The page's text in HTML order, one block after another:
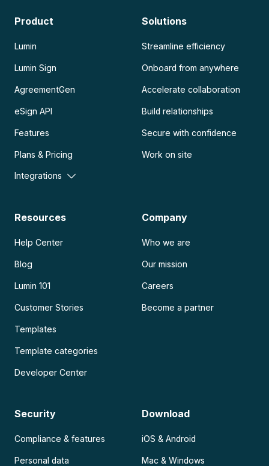
Product
Lumin
Lumin Sign
AgreementGen
eSign API
Features
Plans & Pricing
Integrations
Solutions
Streamline efficiency
Onboard from anywhere
Accelerate collaboration
Build relationships
Secure with confidence
Work on site
Resources
Help Center
Blog
Lumin 101
Customer Stories
Templates
Template categories
Developer Center
Company
Who we are
Our mission
Careers
Become a partner
Security
Compliance & features
Personal data
Download
iOS & Android
Mac & Windows